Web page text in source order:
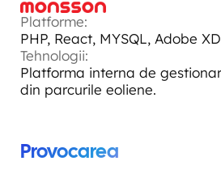
Platforme:
PHP, React, MYSQL, Adobe XD
Tehnologii:
Platforma interna de
din parcurile eoliene.
Provocarea